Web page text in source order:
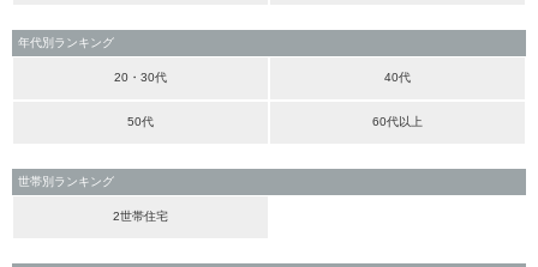
年代別ランキング
20・30代 40代
50代 60代以上
世帯別ランキング
2世帯住宅